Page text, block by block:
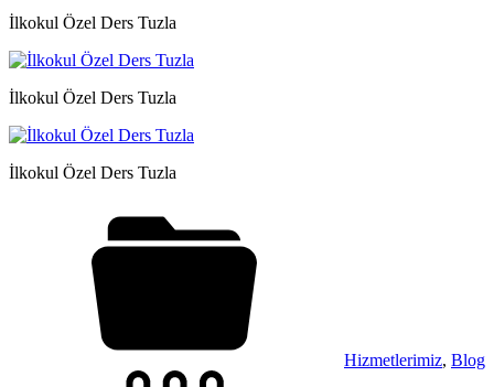
İlkokul Özel Ders Tuzla
İlkokul Özel Ders Tuzla
İlkokul Özel Ders Tuzla
Hizmetlerimiz, Blog